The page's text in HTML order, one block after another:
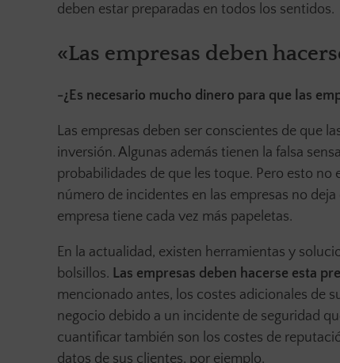
deben estar preparadas en todos los sentidos.
«Las empresas deben
-¿Es necesario mucho dinero para que las
Las empresas deben ser conscientes de que
inversión. Algunas además tienen la falsa
probabilidades de que les toque. Pero esto no
número de incidentes en las empresas no
empresa tiene cada vez más papeletas.
En la actualidad, existen herramientas y
bolsillos. Las empresas deben hacerse esta
mencionado antes, los costes adicionales de
negocio debido a un incidente de seguridad
cuantificar también son los costes de
datos de sus clientes, por ejemplo.